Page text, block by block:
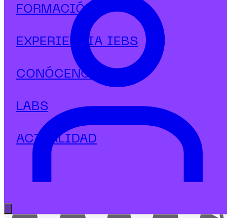
FORMACIÓN
EXPERIENCIA IEBS
CONÓCENOS
LABS
ACTUALIDAD
Máster en UX & Customer
El único Máster de UX que integra Customer
Experience en un programa completo